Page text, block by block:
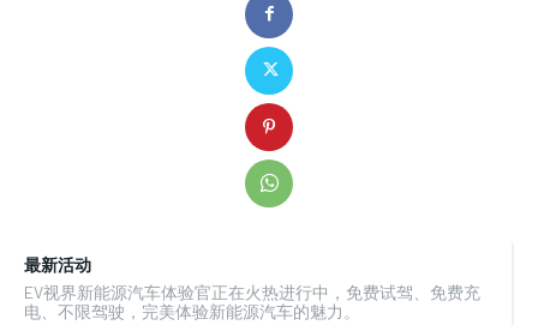
最新活动
EV视界新能源汽车体验官正在火热进行中，免费试驾、免费充
电、不限驾驶，完美体验新能源汽车的魅力。